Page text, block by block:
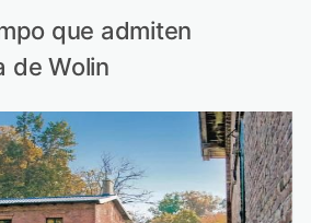
que admiten
de Wolin